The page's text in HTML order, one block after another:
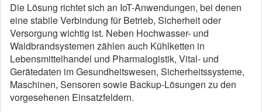
Die Lösung richtet sich an IoT-Anwendungen, bei denen
eine stabile Verbindung für Betrieb, Sicherheit oder
Versorgung wichtig ist. Neben Hochwasser- und
Waldbrandsystemen zählen auch Kühlketten in
Lebensmittelhandel und Pharmalogistik, Vital- und
Gerätedaten im Gesundheitswesen, Sicherheitssysteme,
Maschinen, Sensoren sowie Backup-Lösungen zu den
vorgesehenen Einsatzfeldern.